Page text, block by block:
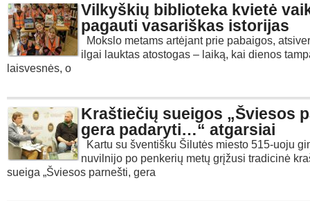
Vilkyškių biblioteka kvietė
pagauti vasariškas istorijas
Mokslo metams artėjant prie pabaigos,
ilgai lauktas atostogas – laiką, kai dienos
laisvesnės, o
Kraštiečių sueigos „Šviesos
gera padaryti…“ atgarsiai
Kartu su šventišku Šilutės miesto 515-uoju
nuvilnijo po penkerių metų grįžusi tradicinė
sueiga „Šviesos parnešti, gera